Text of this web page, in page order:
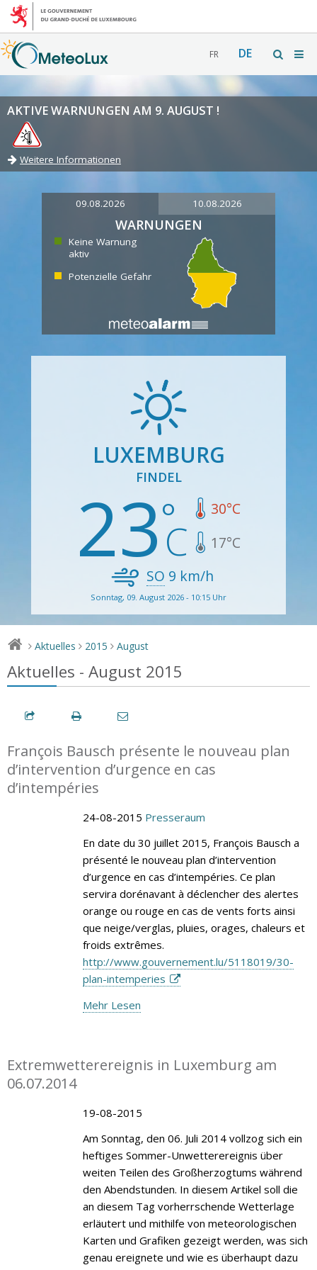
FR DE
AKTIVE WARNUNGEN AM 9. AUGUST !
Weitere Informationen
09.08.2026 10.08.2026
WARNUNGEN
Keine Warnung
aktiv
Potenzielle Gefahr
LUXEMBURG
FINDEL
23 30°C
17°C
SO 9 km/h
Sonntag, 09. August 2026 - 10:15 Uhr
> Aktuelles > 2015 > August
Aktuelles - August 2015
François Bausch présente le nouveau plan
d’intervention d’urgence en cas
d’intempéries
24-08-2015 Presseraum
En date du 30 juillet 2015, François Bausch a
présenté le nouveau plan d’intervention
d’urgence en cas d’intempéries. Ce plan
servira dorénavant à déclencher des alertes
orange ou rouge en cas de vents forts ainsi
que neige/verglas, pluies, orages, chaleurs et
froids extrêmes.
http://www.gouvernement.lu/5118019/30-
plan-intemperies
Mehr Lesen
Extremwetterereignis in Luxemburg am
06.07.2014
19-08-2015
Am Sonntag, den 06. Juli 2014 vollzog sich ein
heftiges Sommer-Unwetterereignis über
weiten Teilen des Großherzogtums während
den Abendstunden. In diesem Artikel soll die
an diesem Tag vorherrschende Wetterlage
erläutert und mithilfe von meteorologischen
Karten und Grafiken gezeigt werden, was sich
genau ereignete und wie es überhaupt dazu